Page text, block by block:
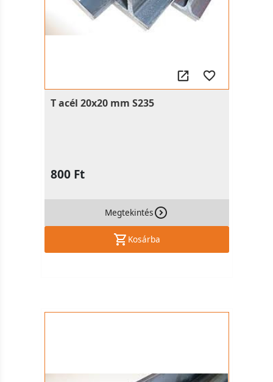
T acél 20x20 mm S235
800 Ft
Megtekintés
Kosárba